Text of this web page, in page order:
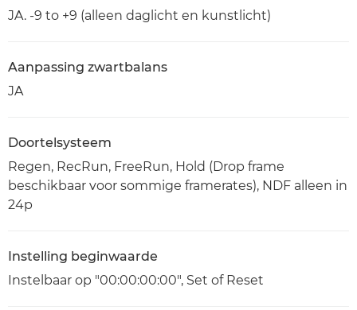
JA. -9 to +9 (alleen daglicht en kunstlicht)
Aanpassing zwartbalans
JA
Doortelsysteem
Regen, RecRun, FreeRun, Hold (Drop frame
beschikbaar voor sommige framerates), NDF alleen in
24p
Instelling beginwaarde
Instelbaar op "00:00:00:00", Set of Reset